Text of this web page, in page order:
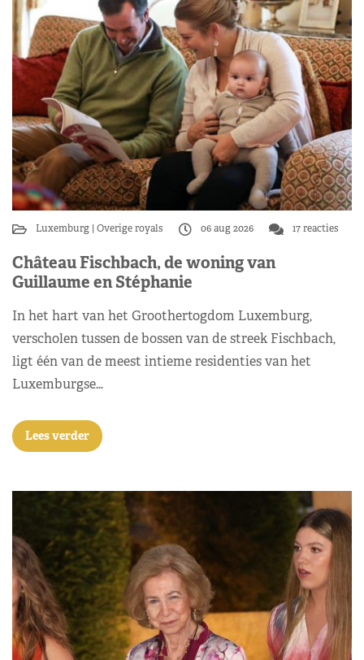
Luxemburg Overige royals 06 aug 2026 17 reacties
Château Fischbach, de woning van
Guillaume en Stéphanie
In het hart van het Groothertogdom Luxemburg,
verscholen tussen de bossen van de streek Fischbach,
ligt één van de meest intieme residenties van het
Luxemburgse…
Lees verder